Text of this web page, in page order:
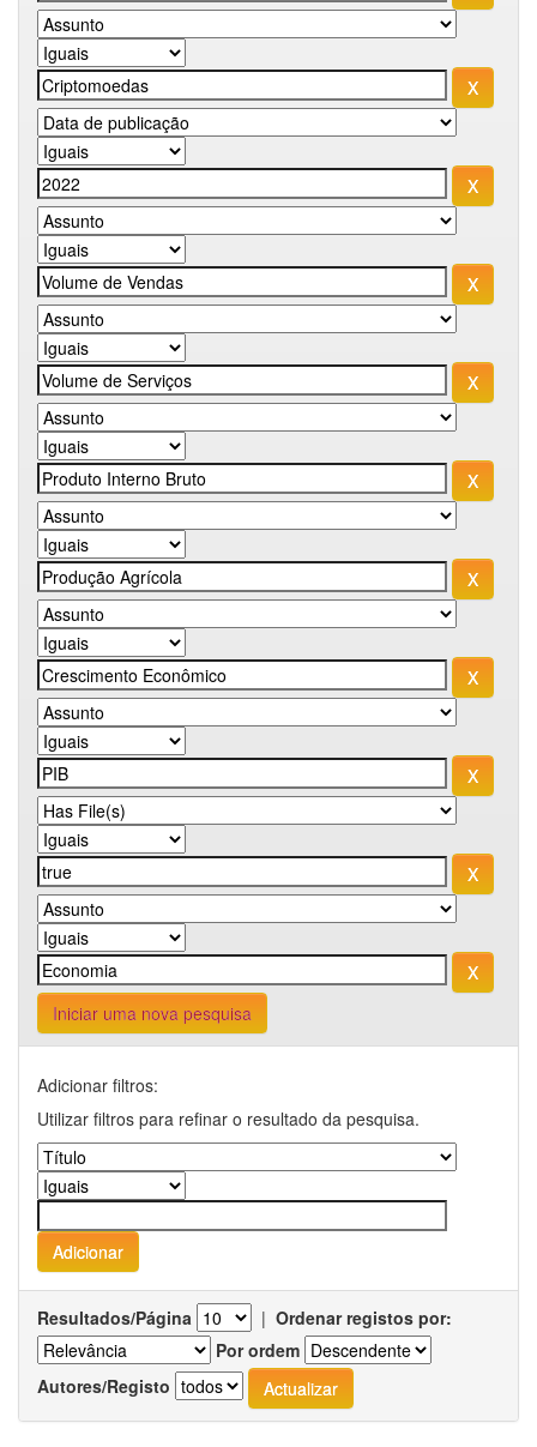
Iniciar uma nova pesquisa
Adicionar filtros:
Utilizar filtros para refinar o resultado da pesquisa.
Resultados/Página | Ordenar registos por:
Por ordem
Autores/Registo